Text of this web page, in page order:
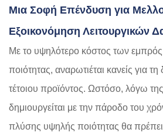
Μια Σοφή Επένδυση για
Εξοικονόμηση Λειτουργικών
Με το υψηλότερο κόστος των
ποιότητας, αναρωτιέται κανείς για τη
τέτοιου προϊόντος. Ωστόσο, λόγω
δημιουργείται με την πάροδο του
πλύσης υψηλής ποιότητας θα